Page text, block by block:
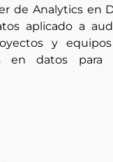
de Analytics en
aplicado a
y
en datos